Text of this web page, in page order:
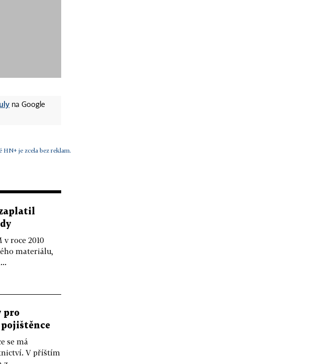
na Google
HN+ je zcela bez reklam.
v roce 2010
materiálu,
pro
se má
V příštím